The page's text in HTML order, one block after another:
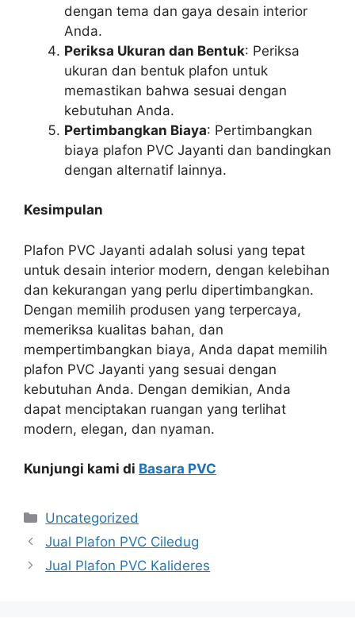
dengan tema dan gaya desain interior
Anda.
Periksa Ukuran dan Bentuk: Periksa
ukuran dan bentuk plafon untuk
memastikan bahwa sesuai dengan
kebutuhan Anda.
Pertimbangkan Biaya: Pertimbangkan
biaya plafon PVC Jayanti dan bandingkan
dengan alternatif lainnya.
Kesimpulan
Plafon PVC Jayanti adalah solusi yang tepat
untuk desain interior modern, dengan kelebihan
dan kekurangan yang perlu dipertimbangkan.
Dengan memilih produsen yang terpercaya,
memeriksa kualitas bahan, dan
mempertimbangkan biaya, Anda dapat memilih
plafon PVC Jayanti yang sesuai dengan
kebutuhan Anda. Dengan demikian, Anda
dapat menciptakan ruangan yang terlihat
modern, elegan, dan nyaman.
Kunjungi kami di Basara PVC
Categories
Uncategorized
Jual Plafon PVC Ciledug
Jual Plafon PVC Kalideres